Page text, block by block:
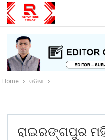
Home ଓଡିଶା
ରାଇରଙ୍ଗପୁର